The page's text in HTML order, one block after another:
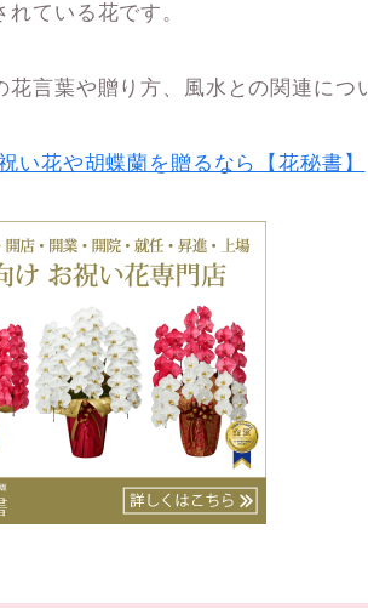
れている花です。
花言葉や贈り方、風水との関連につ
い花や胡蝶蘭を贈るなら【花秘書】